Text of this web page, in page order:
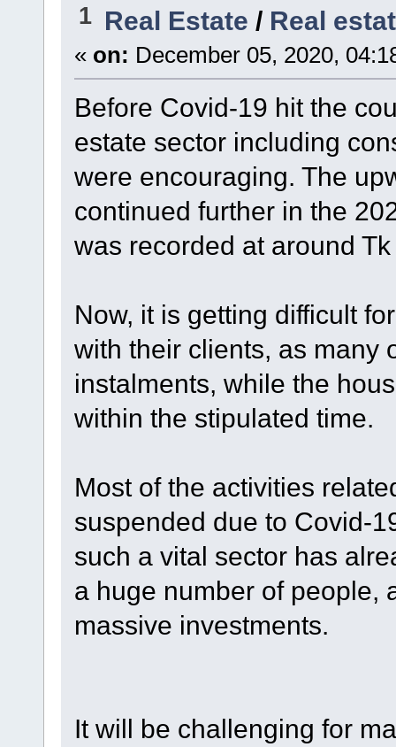
1 Real Estate / Real
« on: December 05, 2020,
Before Covid-19 hit the
estate sector including
were encouraging. The
continued further in the
was recorded at around
Now, it is getting difficult
with their clients, as many
instalments, while the
within the stipulated time.
Most of the activities
suspended due to Covid-
such a vital sector has
a huge number of people,
massive investments.
It will be challenging for